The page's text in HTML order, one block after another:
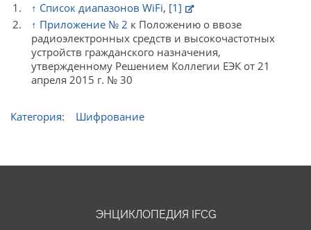
↑ Список диапазонов WiFi, [1]
↑ Приложение № 2 к Положению о ввозе
радиоэлектронных средств и высокочастотных
устройств гражданского назначения,
утвержденному Решением Коллегии ЕЭК от 21
апреля 2015 г. № 30
Категория: Шифрование
ЭНЦИКЛОПЕДИЯ IFCG